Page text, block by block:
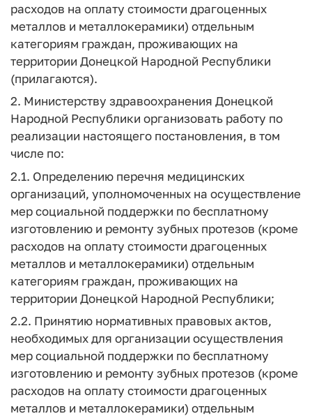
расходов на оплату стоимости драгоценных
металлов и металлокерамики) отдельным
категориям граждан, проживающих на
территории Донецкой Народной Республики
(прилагаются).
2. Министерству здравоохранения Донецкой
Народной Республики организовать работу по
реализации настоящего постановления, в том
числе по:
2.1. Определению перечня медицинских
организаций, уполномоченных на осуществление
мер социальной поддержки по бесплатному
изготовлению и ремонту зубных протезов (кроме
расходов на оплату стоимости драгоценных
металлов и металлокерамики) отдельным
категориям граждан, проживающих на
территории Донецкой Народной Республики;
2.2. Принятию нормативных правовых актов,
необходимых для организации осуществления
мер социальной поддержки по бесплатному
изготовлению и ремонту зубных протезов (кроме
расходов на оплату стоимости драгоценных
металлов и металлокерамики) отдельным